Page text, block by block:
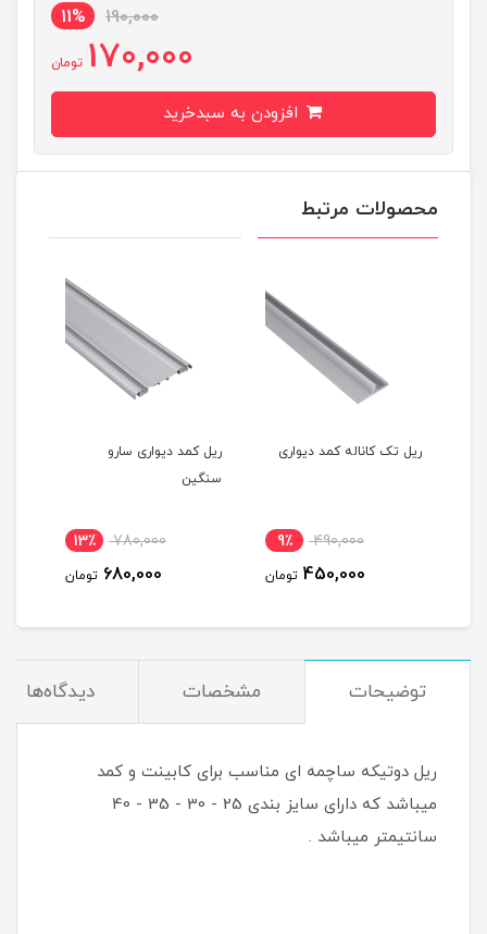
190,000
11%
170,000 تومان
محصولات مرتبط
ریل تک کاناله کمد دیواری
490,000 9٪
450,000 تومان
ریل کمد دیواری سارو
سنگین
780,000 13٪
680,000 تومان
توضیحات مشخصات دیدگاه‌ها
ریل دوتیکه ساچمه ای مناسب برای کابینت و کمد
میباشد که دارای سایز بندی 25 - 30 - 35 - 40
سانتیمتر میباشد .